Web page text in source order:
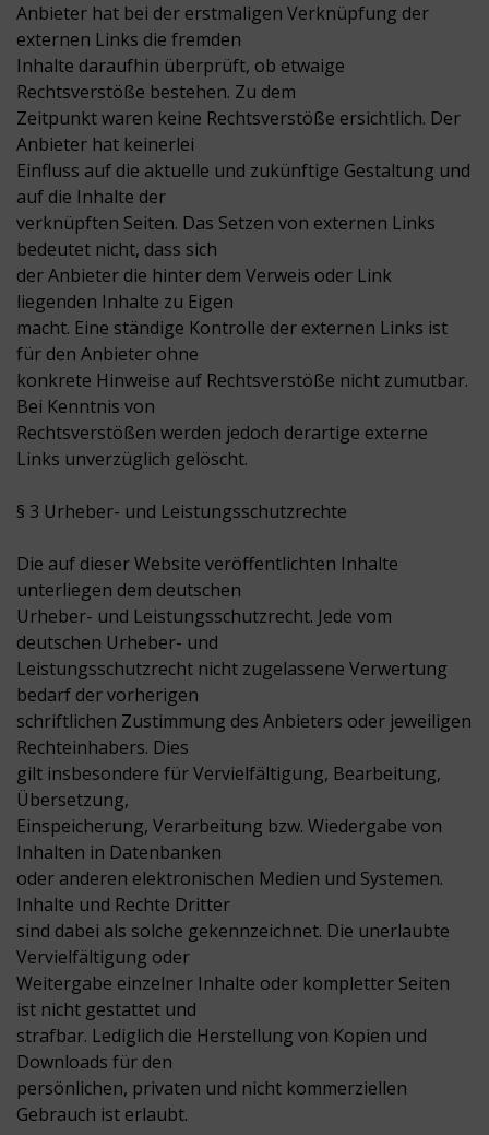
Anbieter hat bei der erstmaligen Verknüpfung der
externen Links die fremden
Inhalte daraufhin überprüft, ob etwaige
Rechtsverstöße bestehen. Zu dem
Zeitpunkt waren keine Rechtsverstöße ersichtlich. Der
Anbieter hat keinerlei
Einfluss auf die aktuelle und zukünftige Gestaltung und
auf die Inhalte der
verknüpften Seiten. Das Setzen von externen Links
bedeutet nicht, dass sich
der Anbieter die hinter dem Verweis oder Link
liegenden Inhalte zu Eigen
macht. Eine ständige Kontrolle der externen Links ist
für den Anbieter ohne
konkrete Hinweise auf Rechtsverstöße nicht zumutbar.
Bei Kenntnis von
Rechtsverstößen werden jedoch derartige externe
Links unverzüglich gelöscht.
§ 3 Urheber- und Leistungsschutzrechte
Die auf dieser Website veröffentlichten Inhalte
unterliegen dem deutschen
Urheber- und Leistungsschutzrecht. Jede vom
deutschen Urheber- und
Leistungsschutzrecht nicht zugelassene Verwertung
bedarf der vorherigen
schriftlichen Zustimmung des Anbieters oder jeweiligen
Rechteinhabers. Dies
gilt insbesondere für Vervielfältigung, Bearbeitung,
Übersetzung,
Einspeicherung, Verarbeitung bzw. Wiedergabe von
Inhalten in Datenbanken
oder anderen elektronischen Medien und Systemen.
Inhalte und Rechte Dritter
sind dabei als solche gekennzeichnet. Die unerlaubte
Vervielfältigung oder
Weitergabe einzelner Inhalte oder kompletter Seiten
ist nicht gestattet und
strafbar. Lediglich die Herstellung von Kopien und
Downloads für den
persönlichen, privaten und nicht kommerziellen
Gebrauch ist erlaubt.